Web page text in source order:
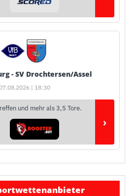
- SV Drochtersen/Assel
| 18:30
und mehr als 3,5 Tore.
›